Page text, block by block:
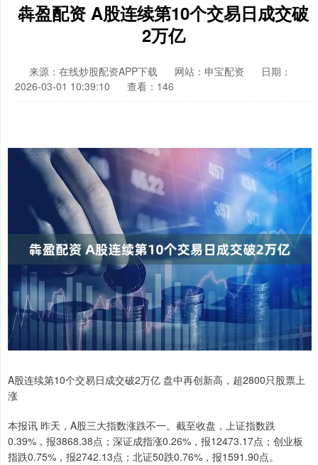
犇盈配资 A股连续第10个交易日成交破
2万亿
来源：在线炒股配资APP下载 网站：申宝配资
日期：
2026-03-01 10:39:10
查看：146
A股连续第10个交易日成交破2万亿 盘中再创新高，超2800只股票上
涨
本报讯 昨天，A股三大指数涨跌不一。截至收盘，上证指数跌
0.39%，报3868.38点；深证成指涨0.26%，报12473.17点；创业板
指跌0.75%，报2742.13点；北证50跌0.76%，报1591.90点。